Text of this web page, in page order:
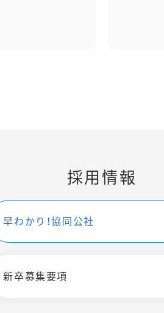
採用情報
早わかり！協同公社
新卒募集要項